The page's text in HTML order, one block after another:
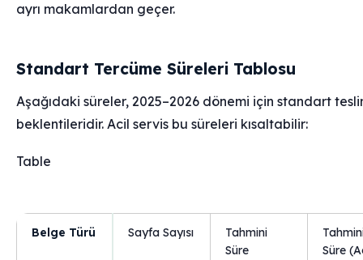
ayrı makamlardan geçer.
Standart Tercüme Süreleri Tablosu
Aşağıdaki süreler, 2025–2026 dönemi için standart
beklentileridir. Acil servis bu süreleri kısaltabilir:
Table
Belge Türü Sayfa Sayısı
Tahmini
Süre
Süre